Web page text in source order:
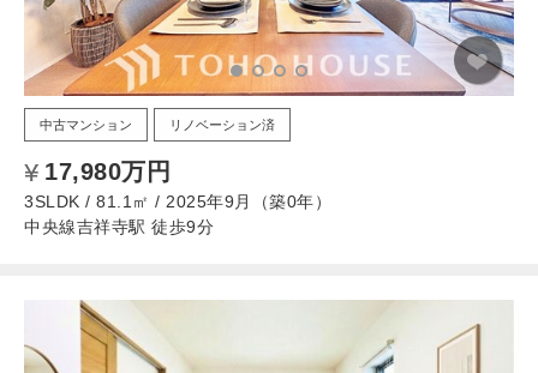
中古マンション リノベーション済
17,980万円
3SLDK / 81.1㎡ / 2025年9月（築0年）
中央線吉祥寺駅 徒歩9分